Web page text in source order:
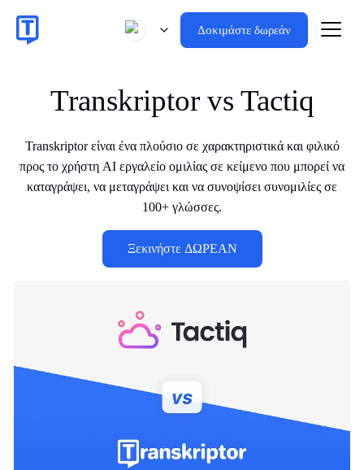
Δοκιμάστε δωρεάν
Transkriptor vs Tactiq
Transkriptor είναι ένα πλούσιο σε χαρακτηριστικά και φιλικό
προς το χρήστη AI εργαλείο ομιλίας σε κείμενο που μπορεί να
καταγράψει, να μεταγράψει και να συνοψίσει συνομιλίες σε
100+ γλώσσες.
Ξεκινήστε ΔΩΡΕΑΝ